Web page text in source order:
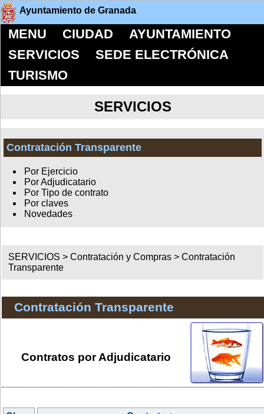
Ayuntamiento de Granada
MENU CIUDAD
AYUNTAMIENTO
SERVICIOS
SEDE ELECTRÓNICA
TURISMO
SERVICIOS
Contratación Transparente
Por Ejercicio
Por Adjudicatario
Por Tipo de contrato
Por claves
Novedades
SERVICIOS >Contratación y Compras >Contratación
Transparente
Contratación Transparente
Contratos por Adjudicatario